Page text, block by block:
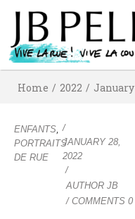
Home / 2022 / January
ENFANTS
PORTRAITS
DE RUE
/
JANUARY 28,
2022
/
AUTHORJB
/ COMMENTS 0